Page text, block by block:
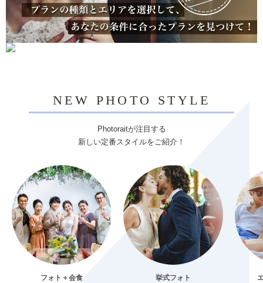
NEW PHOTO STYLE
Photoraitが注目する
新しい定番スタイルをご紹介！
フォト＋会食 挙式フォト